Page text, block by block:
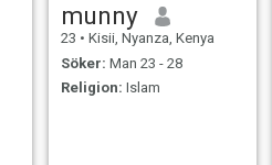
munny
23 • Kisii, Nyanza, Kenya
Söker: Man 23 - 28
Religion: Islam